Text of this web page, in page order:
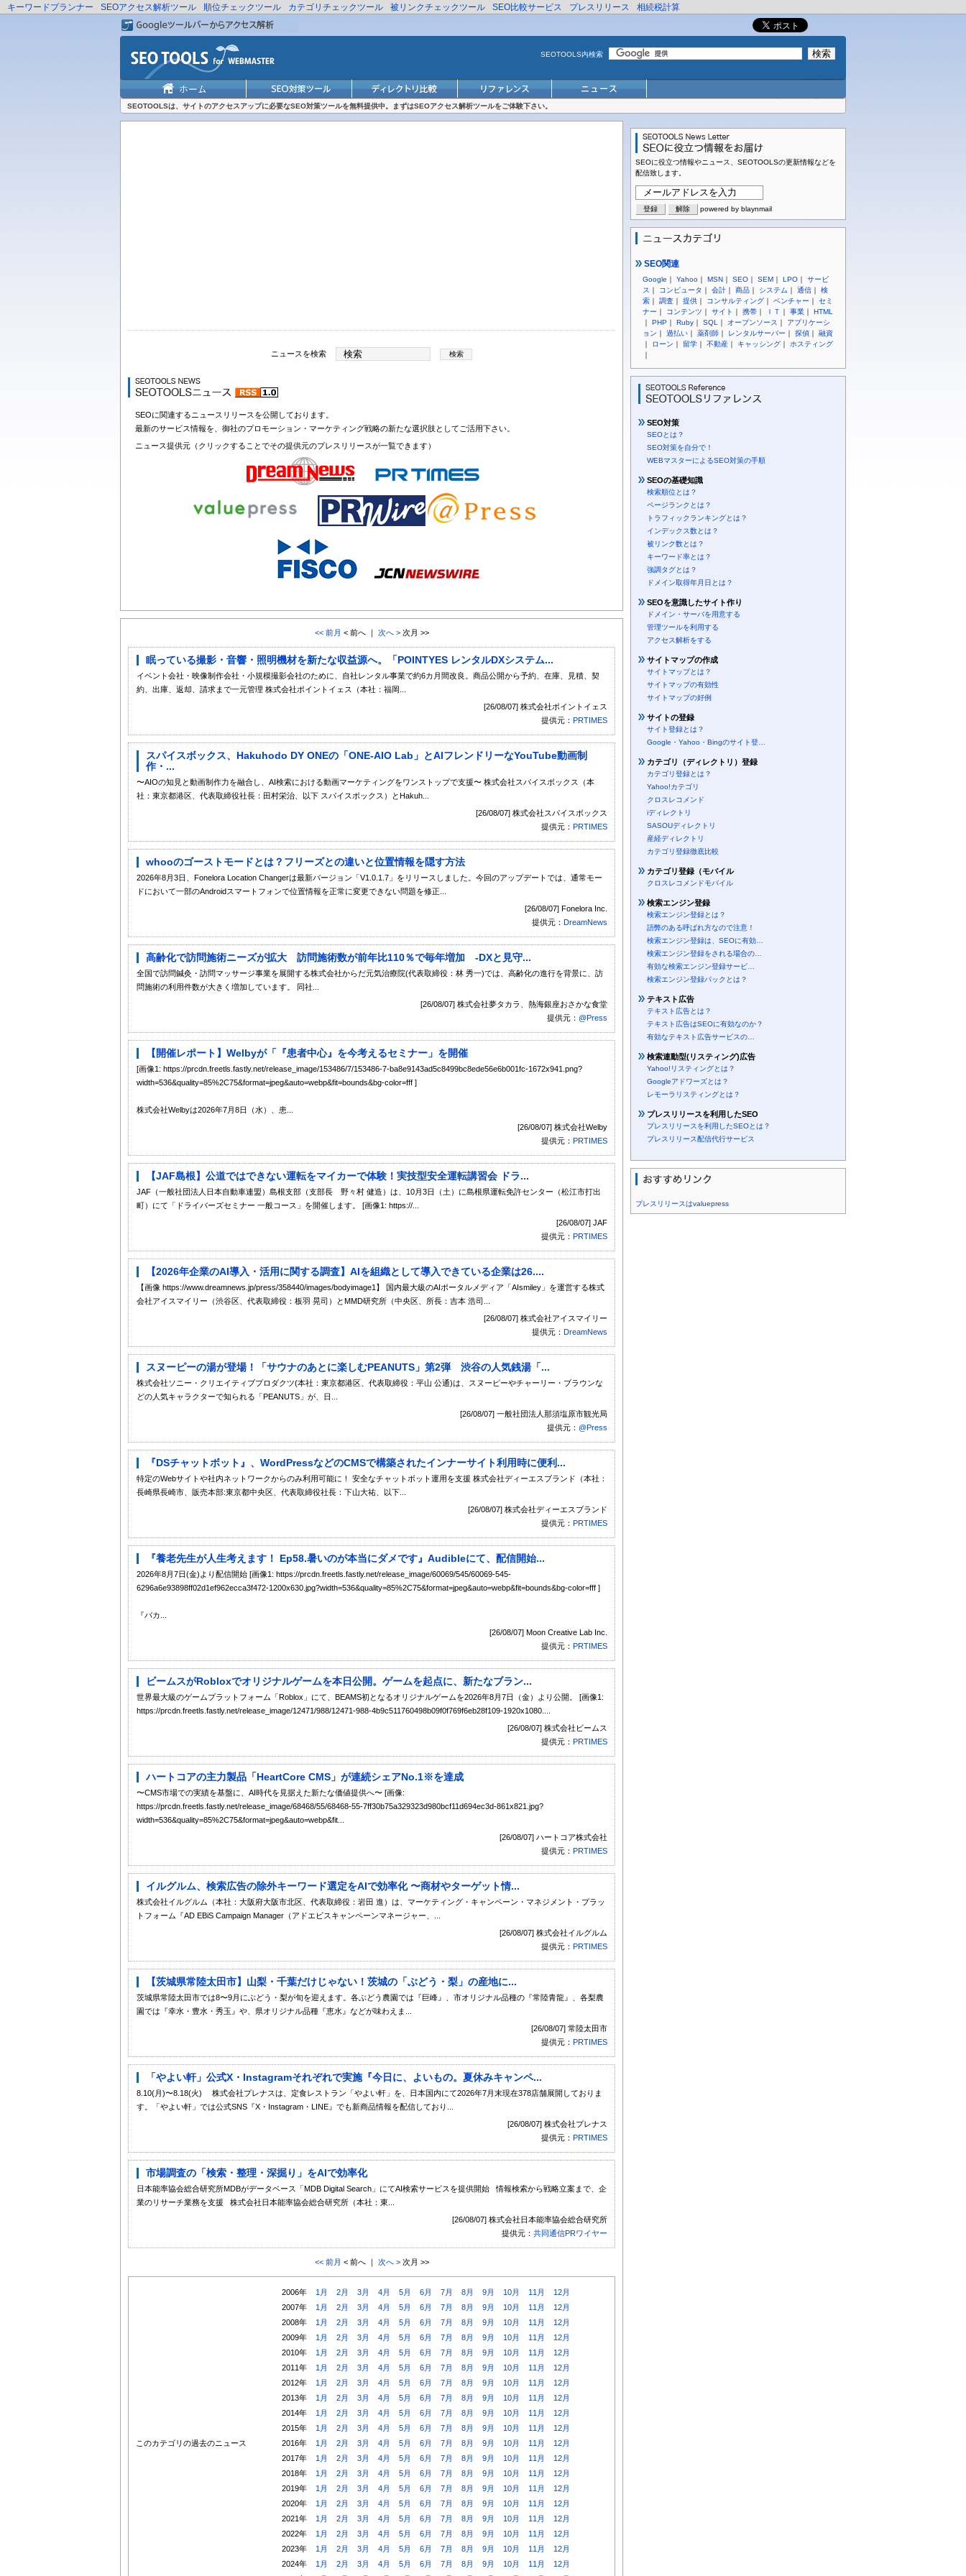
キーワードプランナー SEOアクセス解析ツール 順位チェックツール カテゴリチェックツール 被リンクチェックツール SEO比較サービス プレスリリース 相続税計算
SEOTOOLS内検索
SEOTOOLSは、サイトのアクセスアップに必要なSEO対策ツールを無料提供中。まずはSEOアクセス解析ツールをご体験下さい。
ニュースを検索
SEOに関連するニュースリリースを公開しております。
最新のサービス情報を、御社のプロモーション・マーケティング戦略の新たな選択肢としてご活用下さい。
ニュース提供元（クリックすることでその提供元のプレスリリースが一覧できます）
<< 前月 < 前へ ｜ 次へ >次月 >>
眠っている撮影・音響・照明機材を新たな収益源へ。「POINTYES レンタルDXシステム...
イベント会社・映像制作会社・小規模撮影会社のために、自社レンタル事業で約6カ月間改良。商品公開から予約、在庫、見積、契
約、出庫、返却、請求まで一元管理 株式会社ポイントイェス（本社：福岡...
[26/08/07] 株式会社ポイントイェス
提供元： PRTIMES
スパイスボックス、Hakuhodo DY ONEの「ONE-AIO Lab」とAIフレンドリーなYouTube動画制
作・...
〜AIOの知見と動画制作力を融合し、AI検索における動画マーケティングをワンストップで支援〜 株式会社スパイスボックス（本
社：東京都港区、代表取締役社長：田村栄治、以下 スパイスボックス）とHakuh...
[26/08/07] 株式会社スパイスボックス
提供元： PRTIMES
whooのゴーストモードとは？フリーズとの違いと位置情報を隠す方法
2026年8月3日、Fonelora Location Changerは最新バージョン「V1.0.1.7」をリリースしました。今回のアップデートでは、通常モー
ドにおいて一部のAndroidスマートフォンで位置情報を正常に変更できない問題を修正...
[26/08/07] Fonelora Inc.
提供元： DreamNews
高齢化で訪問施術ニーズが拡大 訪問施術数が前年比110％で毎年増加 -DXと見守...
全国で訪問鍼灸・訪問マッサージ事業を展開する株式会社からだ元気治療院(代表取締役：林 秀一)では、高齢化の進行を背景に、訪
問施術の利用件数が大きく増加しています。 同社...
[26/08/07] 株式会社夢タカラ、熱海銀座おさかな食堂
提供元： @Press
【開催レポート】Welbyが「『患者中心』を今考えるセミナー」を開催
[画像1: https://prcdn.freetls.fastly.net/release_image/153486/7/153486-7-ba8e9143ad5c8499bc8ede56e6b001fc-1672x941.png?
width=536&quality=85%2C75&format=jpeg&auto=webp&fit=bounds&bg-color=fff ]
株式会社Welbyは2026年7月8日（水）、患...
[26/08/07] 株式会社Welby
提供元： PRTIMES
【JAF島根】公道ではできない運転をマイカーで体験！実技型安全運転講習会 ドラ...
JAF（一般社団法人日本自動車連盟）島根支部（支部長 野々村 健造）は、10月3日（土）に島根県運転免許センター（松江市打出
町）にて「ドライバーズセミナー 一般コース」を開催します。 [画像1: https://...
[26/08/07] JAF
提供元： PRTIMES
【2026年企業のAI導入・活用に関する調査】AIを組織として導入できている企業は26....
【画像 https://www.dreamnews.jp/press/358440/images/bodyimage1】 国内最大級のAIポータルメディア「AIsmiley」を運営する株式
会社アイスマイリー（渋谷区、代表取締役：板羽 晃司）とMMD研究所（中央区、所長：吉本 浩司...
[26/08/07] 株式会社アイスマイリー
提供元： DreamNews
スヌーピーの湯が登場！「サウナのあとに楽しむPEANUTS」第2弾 渋谷の人気銭湯「...
株式会社ソニー・クリエイティブプロダクツ(本社：東京都港区、代表取締役：平山 公通)は、スヌーピーやチャーリー・ブラウンな
どの人気キャラクターで知られる「PEANUTS」が、日...
[26/08/07] 一般社団法人那須塩原市観光局
提供元： @Press
『DSチャットボット』、WordPressなどのCMSで構築されたインナーサイト利用時に便利...
特定のWebサイトや社内ネットワークからのみ利用可能に！ 安全なチャットボット運用を支援 株式会社ディーエスブランド（本社：
長崎県長崎市、販売本部:東京都中央区、代表取締役社長：下山大祐、以下...
[26/08/07] 株式会社ディーエスブランド
提供元： PRTIMES
『養老先生が人生考えます！ Ep58.暑いのが本当にダメです』Audibleにて、配信開始...
2026年8月7日(金)より配信開始 [画像1: https://prcdn.freetls.fastly.net/release_image/60069/545/60069-545-
6296a6e93898ff02d1ef962ecca3f472-1200x630.jpg?width=536&quality=85%2C75&format=jpeg&auto=webp&fit=bounds&bg-color=fff ]
『バカ...
[26/08/07] Moon Creative Lab Inc.
提供元： PRTIMES
ビームスがRobloxでオリジナルゲームを本日公開。ゲームを起点に、新たなブラン...
世界最大級のゲームプラットフォーム「Roblox」にて、BEAMS初となるオリジナルゲームを2026年8月7日（金）より公開。 [画像1:
https://prcdn.freetls.fastly.net/release_image/12471/988/12471-988-4b9c511760498b09f0f769f6eb28f109-1920x1080....
[26/08/07] 株式会社ビームス
提供元： PRTIMES
ハートコアの主力製品「HeartCore CMS」が連続シェアNo.1※を達成
〜CMS市場での実績を基盤に、AI時代を見据えた新たな価値提供へ〜 [画像:
https://prcdn.freetls.fastly.net/release_image/68468/55/68468-55-7ff30b75a329323d980bcf11d694ec3d-861x821.jpg?
width=536&quality=85%2C75&format=jpeg&auto=webp&fit...
[26/08/07] ハートコア株式会社
提供元： PRTIMES
イルグルム、検索広告の除外キーワード選定をAIで効率化 〜商材やターゲット情...
株式会社イルグルム（本社：大阪府大阪市北区、代表取締役：岩田 進）は、マーケティング・キャンペーン・マネジメント・プラッ
トフォーム『AD EBiS Campaign Manager（アドエビスキャンペーンマネージャー、...
[26/08/07] 株式会社イルグルム
提供元： PRTIMES
【茨城県常陸太田市】山梨・千葉だけじゃない！茨城の「ぶどう・梨」の産地に...
茨城県常陸太田市では8〜9月にぶどう・梨が旬を迎えます。各ぶどう農園では『巨峰』、市オリジナル品種の『常陸青龍』、各梨農
園では『幸水・豊水・秀玉』や、県オリジナル品種『恵水』などが味わえま...
[26/08/07] 常陸太田市
提供元： PRTIMES
「やよい軒」公式X・Instagramそれぞれで実施『今日に、よいもの。夏休みキャンペ...
8.10(月)〜8.18(火) 株式会社プレナスは、定食レストラン「やよい軒」を、日本国内にて2026年7月末現在378店舗展開しておりま
す。「やよい軒」では公式SNS『X・Instagram・LINE』でも新商品情報を配信しており...
[26/08/07] 株式会社プレナス
提供元： PRTIMES
市場調査の「検索・整理・深掘り」をAIで効率化
日本能率協会総合研究所MDBがデータベース「MDB Digital Search」にてAI検索サービスを提供開始 情報検索から戦略立案まで、企
業のリサーチ業務を支援 株式会社日本能率協会総合研究所（本社：東...
[26/08/07] 株式会社日本能率協会総合研究所
提供元： 共同通信PRワイヤー
<< 前月 < 前へ ｜ 次へ >次月 >>
このカテゴリの過去のニュース
2006年 1月 2月 3月 4月 5月 6月 7月 8月 9月 10月 11月
12月
2007年
1月 2月 3月 4月 5月 6月 7月 8月 9月 10月 11月
12月
2008年
1月 2月 3月 4月 5月 6月 7月 8月 9月 10月 11月
12月
2009年
1月 2月 3月 4月 5月 6月 7月 8月 9月 10月 11月
12月
2010年
1月 2月 3月 4月 5月 6月 7月 8月 9月 10月 11月
12月
2011年
1月 2月 3月 4月 5月 6月 7月 8月 9月 10月 11月
12月
2012年
1月 2月 3月 4月 5月 6月 7月 8月 9月 10月 11月
12月
2013年
1月 2月 3月 4月 5月 6月 7月 8月 9月 10月 11月
12月
2014年
1月 2月 3月 4月 5月 6月 7月 8月 9月 10月 11月
12月
2015年
1月 2月 3月 4月 5月 6月 7月 8月 9月 10月 11月
12月
2016年
1月 2月 3月 4月 5月 6月 7月 8月 9月 10月 11月
12月
2017年
1月 2月 3月 4月 5月 6月 7月 8月 9月 10月 11月
12月
2018年
1月 2月 3月 4月 5月 6月 7月 8月 9月 10月 11月
12月
2019年
1月 2月 3月 4月 5月 6月 7月 8月 9月 10月 11月
12月
2020年
1月 2月 3月 4月 5月 6月 7月 8月 9月 10月 11月
12月
2021年
1月 2月 3月 4月 5月 6月 7月 8月 9月 10月 11月
12月
2022年
1月 2月 3月 4月 5月 6月 7月 8月 9月 10月 11月
12月
2023年
1月 2月 3月 4月 5月 6月 7月 8月 9月 10月 11月
12月
2024年
1月 2月 3月 4月 5月 6月 7月 8月 9月 10月 11月
12月
SEOに役立つ情報やニュース、SEOTOOLSの更新情報などを
配信致します。
powered by blaynmail
SEO関連
Google ｜ Yahoo ｜ MSN ｜ SEO ｜ SEM ｜ LPO ｜ サービ
ス ｜ コンピュータ ｜ 会計 ｜ 商品 ｜ システム ｜ 通信 ｜ 検
索 ｜ 調査 ｜ 提供 ｜ コンサルティング ｜ ベンチャー ｜ セミ
ナー ｜ コンテンツ ｜ サイト ｜ 携帯 ｜ ＩＴ ｜ 事業 ｜ HTML
｜ PHP ｜ Ruby ｜ SQL ｜ オープンソース ｜ アプリケーシ
ョン ｜ 過払い ｜ 薬剤師 ｜ レンタルサーバー ｜ 探偵 ｜ 融資
｜ ローン ｜ 留学 ｜ 不動産 ｜ キャッシング ｜ ホスティング
｜
SEO対策
SEOとは？
SEO対策を自分で！
WEBマスターによるSEO対策の手順
SEOの基礎知識
検索順位とは？
ページランクとは？
トラフィックランキングとは？
インデックス数とは？
被リンク数とは？
キーワード率とは？
強調タグとは？
ドメイン取得年月日とは？
SEOを意識したサイト作り
ドメイン・サーバを用意する
管理ツールを利用する
アクセス解析をする
サイトマップの作成
サイトマップとは？
サイトマップの有効性
サイトマップの好例
サイトの登録
サイト登録とは？
Google・Yahoo・Bingのサイト登…
カテゴリ（ディレクトリ）登録
カテゴリ登録とは？
Yahoo!カテゴリ
クロスレコメンド
iディレクトリ
SASOUディレクトリ
産経ディレクトリ
カテゴリ登録徹底比較
カテゴリ登録（モバイル
クロスレコメンドモバイル
検索エンジン登録
検索エンジン登録とは？
語弊のある呼ばれ方なので注意！
検索エンジン登録は、SEOに有効…
検索エンジン登録をされる場合の…
有効な検索エンジン登録サービ…
検索エンジン登録パックとは？
テキスト広告
テキスト広告とは？
テキスト広告はSEOに有効なのか？
有効なテキスト広告サービスの…
検索連動型(リスティング)広告
Yahoo!リスティングとは？
Googleアドワーズとは？
レモーラリスティングとは？
プレスリリースを利用したSEO
プレスリリースを利用したSEOとは？
プレスリリース配信代行サービス
プレスリリースはvaluepress